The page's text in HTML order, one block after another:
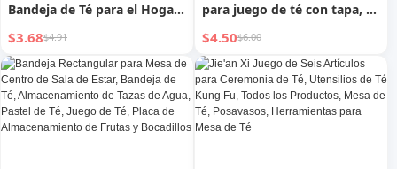
Bandeja de Té para el Hogar
Lujo Accesible Moderna
Pequeña Drenaje con
Almacenamiento de Agua
Mesa de Té Juego de Té Kung
Fu Jarra de Bambú
$3.68$4.91
para juego de té con tapa, a
prueba de polvo,
transparente, para mesa de
té, organizador de tazas,
para tetera Kung Fu, estante
de almacenamiento
$4.50$6.00